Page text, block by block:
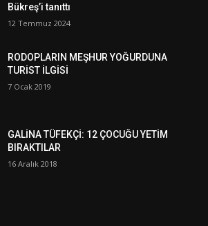
Bükreş’i tanıttı
12 Temmuz 2024
RODOPLARIN MEŞHUR YOĞURDUNA
TURİST İLGİSİ
7 Ocak 2019
GALİNA TÜFEKÇİ: 12 ÇOCUĞU YETİM
BIRAKTILAR
16 Aralık 2018